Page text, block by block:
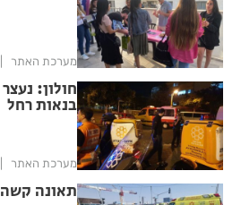
מערכת האתר
חולון:
בנאות רחל
מערכת האתר
תאונה